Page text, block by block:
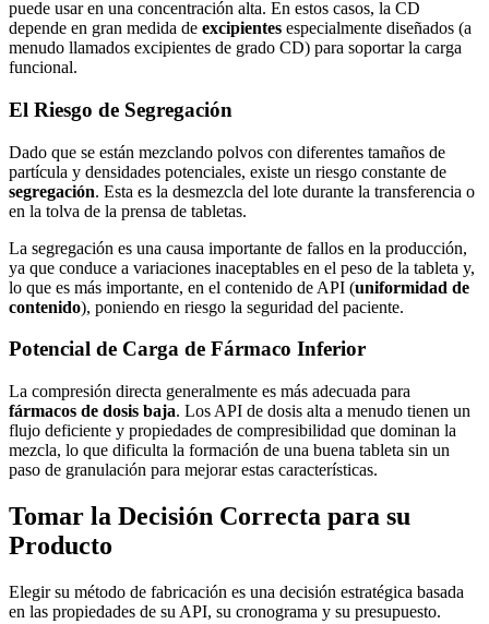
puede usar en una concentración alta. En estos casos, la CD
depende en gran medida de excipientes especialmente diseñados (a
menudo llamados excipientes de grado CD) para soportar la carga
funcional.
El Riesgo de Segregación
Dado que se están mezclando polvos con diferentes tamaños de
partícula y densidades potenciales, existe un riesgo constante de
segregación. Esta es la desmezcla del lote durante la transferencia o
en la tolva de la prensa de tabletas.
La segregación es una causa importante de fallos en la producción,
ya que conduce a variaciones inaceptables en el peso de la tableta y,
lo que es más importante, en el contenido de API (uniformidad de
contenido), poniendo en riesgo la seguridad del paciente.
Potencial de Carga de Fármaco Inferior
La compresión directa generalmente es más adecuada para
fármacos de dosis baja. Los API de dosis alta a menudo tienen un
flujo deficiente y propiedades de compresibilidad que dominan la
mezcla, lo que dificulta la formación de una buena tableta sin un
paso de granulación para mejorar estas características.
Tomar la Decisión Correcta para su
Producto
Elegir su método de fabricación es una decisión estratégica basada
en las propiedades de su API, su cronograma y su presupuesto.